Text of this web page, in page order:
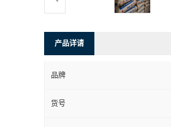
产品详请
品牌
货号